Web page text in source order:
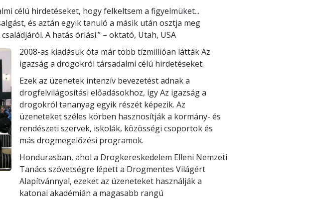
célú hirdetéseket, hogy felkeltsem a figyelmüket...
és aztán egyik tanuló a másik után osztja meg
A hatás óriási.” – oktató, Utah, USA
2008-as kiadásuk óta már több tízmillióan látták Az
igazság a drogokról társadalmi célú hirdetéseket.
Ezek az üzenetek intenzív bevezetést adnak a
drogfelvilágosítási előadásokhoz, így Az igazság a
drogokról tananyag egyik részét képezik. Az
üzeneteket széles körben hasznosítják a kormány- és
rendészeti szervek, iskolák, közösségi csoportok és
más drogmegelőzési programok.
Hondurasban, ahol a Drogkereskedelem Elleni Nemzeti
Tanács szövetségre lépett a Drogmentes Világért
Alapítvánnyal, ezeket az üzeneteket használják a
katonai akadémián a magasabb rangú